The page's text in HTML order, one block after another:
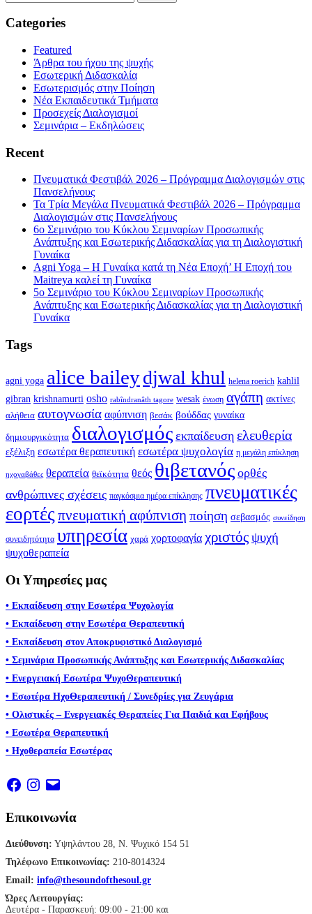
Categories
Featured
Άρθρα του ήχου της ψυχής
Εσωτερική Διδασκαλία
Εσωτερισμός στην Ποίηση
Νέα Εκπαιδευτικά Τμήματα
Προσεχείς Διαλογισμοί
Σεμινάρια – Εκδηλώσεις
Recent
Πνευματικά Φεστιβάλ 2026 – Πρόγραμμα Διαλογισμών στις
Πανσελήνους
Τα Τρία Μεγάλα Πνευματικά Φεστιβάλ 2026 – Πρόγραμμα
Διαλογισμών στις Πανσελήνους
6ο Σεμινάριο του Κύκλου Σεμιναρίων Προσωπικής
Ανάπτυξης και Εσωτερικής Διδασκαλίας για τη Διαλογιστική
Γυναίκα
Agni Yoga – Η Γυναίκα κατά τη Νέα Εποχή’ Η Εποχή του
Maitreya καλεί τη Γυναίκα
5ο Σεμινάριο του Κύκλου Σεμιναρίων Προσωπικής
Ανάπτυξης και Εσωτερικής Διδασκαλίας για τη Διαλογιστική
Γυναίκα
Tags
agni yoga alice baileydjwal khul helena roerich kahlil
gibran krishnamurti osho rabîndranâth tagore wesak ένωση αγάπη ακτίνες
αλήθεια αυτογνωσία αφύπνιση βεσάκ βούδδας γυναίκα
δημιουργικότητα διαλογισμός εκπαίδευση ελευθερία
εξέλιξη εσωτέρα θεραπευτική εσωτέρα ψυχολογία η μεγάλη επίκληση
ηχογαβάθες θεραπεία θεϊκότητα θεός θιβετανός ορθές
ανθρώπινες σχέσεις παγκόσμια ημέρα επίκλησης πνευματικές
εορτές πνευματική αφύπνιση ποίηση σεβασμός συνείδηση
συνειδητότητα υπηρεσία χαρά χορτοφαγία χριστόςψυχή
ψυχοθεραπεία
Οι Υπηρεσίες μας
• Εκπαίδευση στην Εσωτέρα Ψυχολογία
• Εκπαίδευση στην Εσωτέρα Θεραπευτική
• Εκπαίδευση στον Αποκρυφιστικό Διαλογισμό
• Σεμινάρια Προσωπικής Ανάπτυξης και Εσωτερικής Διδασκαλίας
• Ενεργειακή Εσωτέρα ΨυχοΘεραπευτική
• Εσωτέρα ΗχοΘεραπευτική / Συνεδρίες για Ζευγάρια
• Ολιστικές – Ενεργειακές Θεραπείες Για Παιδιά και Εφήβους
• Εσωτέρα Θεραπευτική
• Ηχοθεραπεία Εσωτέρας
Facebook
Instagram
Email
Επικοινωνία
Διεύθυνση: Υψηλάντου 28, Ν. Ψυχικό 154 51
Τηλέφωνο Επικοινωνίας: 210-8014324
Email: info@thesoundofthesoul.gr
Ώρες Λειτουργίας:
Δευτέρα - Παρασκευή: 09:00 - 21:00 και